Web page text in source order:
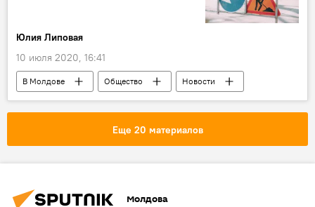
Юлия Липовая
10 июля 2020, 16:41
В Молдове Общество Новости
Еще 20 материалов
Молдова